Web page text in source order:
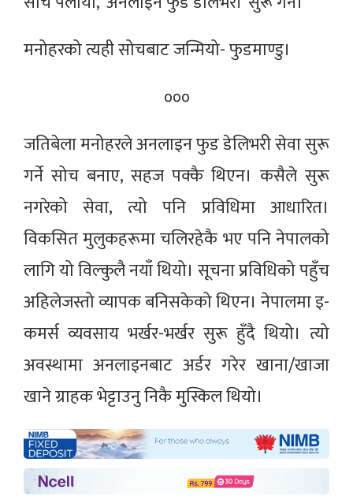
मनोहरको त्यही सोचबाट जन्मियो- फुडमाण्डु।
०००
जतिबेला मनोहरले अनलाइन फुड डेलिभरी सेवा सुरू
गर्ने सोच बनाए, सहज पक्कै थिएन। कसैले सुरू
नगरेको सेवा, त्यो पनि प्रविधिमा आधारित।
विकसित मुलुकहरूमा चलिरहेकै भए पनि नेपालको
लागि यो विल्कुलै नयाँ थियो। सूचना प्रविधिको पहुँच
अहिलेजस्तो व्यापक बनिसकेको थिएन। नेपालमा इ-
कमर्स व्यवसाय भर्खर-भर्खर सुरू हुँदै थियो। त्यो
अवस्थामा अनलाइनबाट अर्डर गरेर खाना/खाजा
खाने ग्राहक भेट्टाउनु निकै मुस्किल थियो।